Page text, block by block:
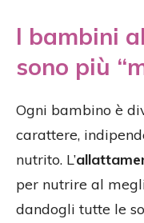
I bambini
sono più
Ogni bambino è
carattere,
nutrito. L’
per nutrire al
dandogli tutte le